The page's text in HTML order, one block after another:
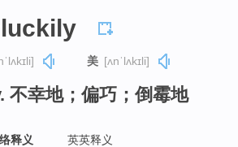
美 [ʌnˈlʌkɪli]
不幸地；偏巧；倒霉地
释义 英英释义